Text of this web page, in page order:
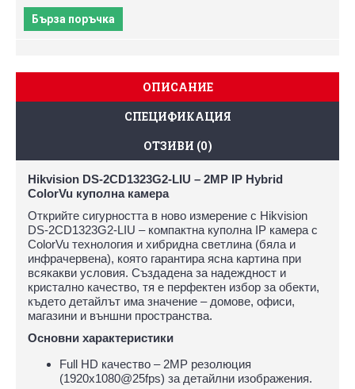
Бърза поръчка
ОПИСАНИЕ
СПЕЦИФИКАЦИЯ
ОТЗИВИ (0)
Hikvision DS-2CD1323G2-LIU – 2MP IP Hybrid
ColorVu куполна камера
Открийте сигурността в ново измерение с Hikvision
DS-2CD1323G2-LIU – компактна куполна IP камера с
ColorVu технология и хибридна светлина (бяла и
инфрачервена), която гарантира ясна картина при
всякакви условия. Създадена за надеждност и
кристално качество, тя е перфектен избор за обекти,
където детайлът има значение – домове, офиси,
магазини и външни пространства.
Основни характеристики
Full HD качество – 2MP резолюция
(1920x1080@25fps) за детайлни изображения.